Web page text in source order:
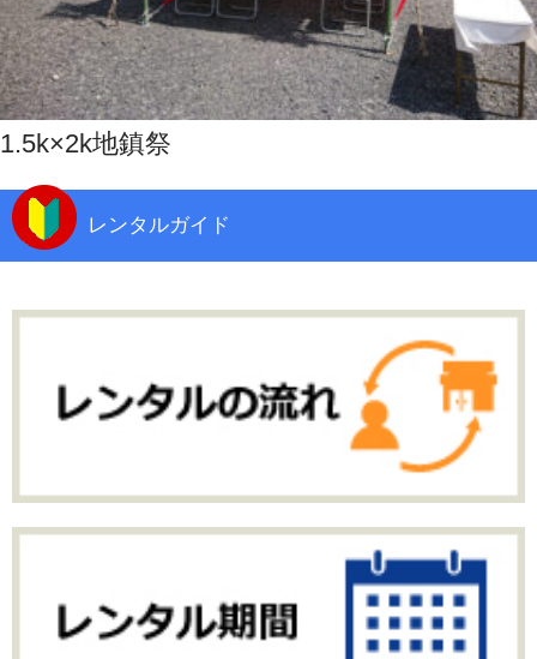
1.5k×2k地鎮祭
レンタルガイド